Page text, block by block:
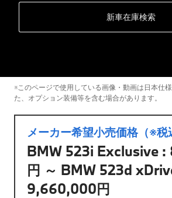
新車在庫検索
※このページで使用している画像・動画は日本仕
た、オプション装備等を含む場合があります。
メーカー希望小売価格（※税
BMW 523i Exclusive
円 ～ BMW 523d
9,660,000円